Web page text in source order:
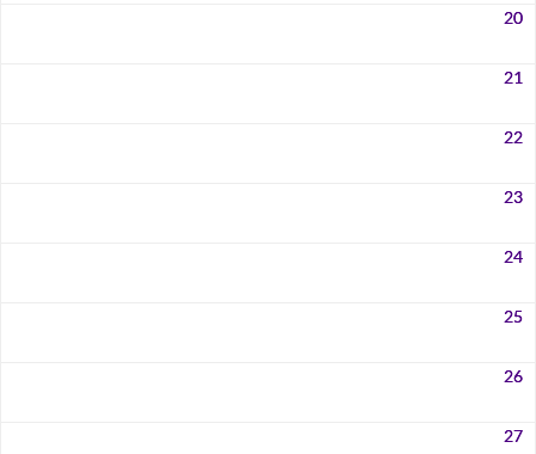
20
21
22
23
24
25
26
27